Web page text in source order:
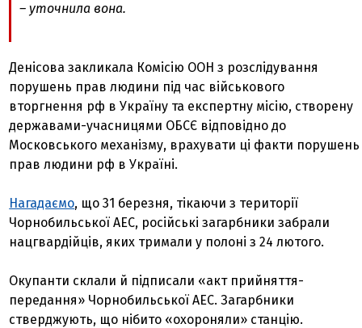
– уточнила вона.
Денісова закликала Комісію ООН з розслідування
порушень прав людини під час військового
вторгнення рф в Україну та експертну місію, створену
державами-учасницями ОБСЄ відповідно до
Московського механізму, врахувати ці факти порушень
прав людини рф в Україні.
Нагадаємо, що 31 березня, тікаючи з території
Чорнобильської АЕС, російські загарбники забрали
нацгвардійців, яких тримали у полоні з 24 лютого.
Окупанти склали й підписали «акт прийняття-
передання» Чорнобильської АЕС. Загарбники
стверджують, що нібито «охороняли» станцію.